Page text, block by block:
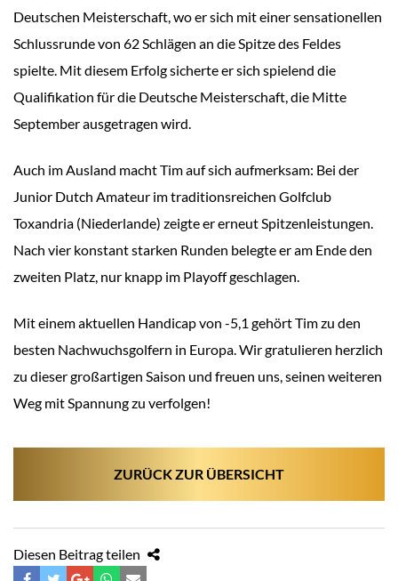
Deutschen Meisterschaft, wo er sich mit einer sensationellen
Schlussrunde von 62 Schlägen an die Spitze des Feldes
spielte. Mit diesem Erfolg sicherte er sich spielend die
Qualifikation für die Deutsche Meisterschaft, die Mitte
September ausgetragen wird.
Auch im Ausland macht Tim auf sich aufmerksam: Bei der
Junior Dutch Amateur im traditionsreichen Golfclub
Toxandria (Niederlande) zeigte er erneut Spitzenleistungen.
Nach vier konstant starken Runden belegte er am Ende den
zweiten Platz, nur knapp im Playoff geschlagen.
Mit einem aktuellen Handicap von -5,1 gehört Tim zu den
besten Nachwuchsgolfern in Europa. Wir gratulieren herzlich
zu dieser großartigen Saison und freuen uns, seinen weiteren
Weg mit Spannung zu verfolgen!
ZURÜCK ZUR ÜBERSICHT
Diesen Beitrag teilen